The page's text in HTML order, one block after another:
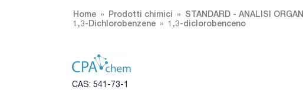
Home Prodotti chimici
STANDARD - ANALISI
1,3-Dichlorobenzene
1,3-diclorobenceno
CAS: 541-73-1